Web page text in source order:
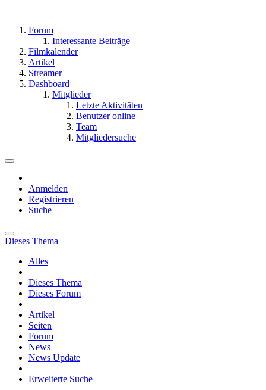
Forum
Interessante Beiträge
Filmkalender
Artikel
Streamer
Dashboard
Mitglieder
Letzte Aktivitäten
Benutzer online
Team
Mitgliedersuche
Anmelden
Registrieren
Suche
Dieses Thema
Alles
Dieses Thema
Dieses Forum
Artikel
Seiten
Forum
News
News Update
Erweiterte Suche